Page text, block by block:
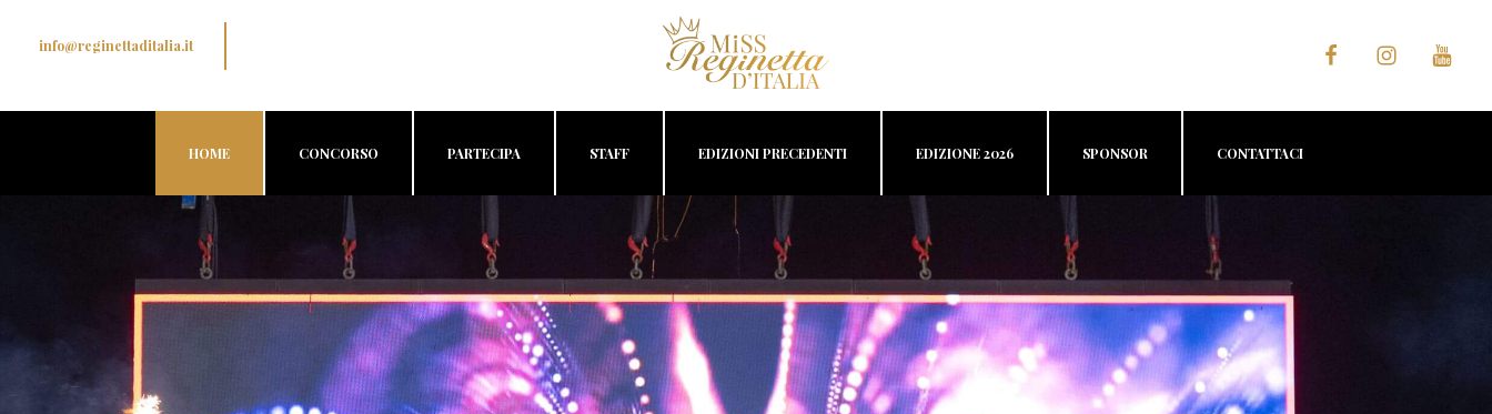
info@reginettaditalia.it
HOME CONCORSO PARTECIPA STAFF EDIZIONI PRECEDENTI EDIZIONE 2026 SPONSOR CONTATTACI